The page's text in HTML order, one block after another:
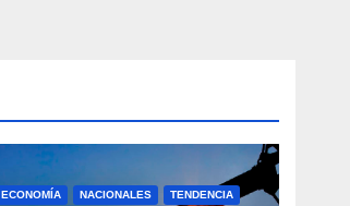
ECONOMÍA NACIONALES TENDENCIA